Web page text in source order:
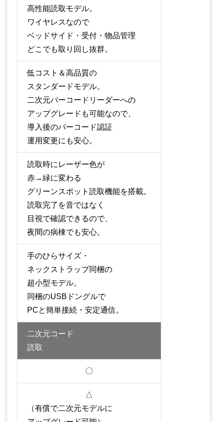
高性能読取モデル。
ワイヤレスなので
ベッドサイド・受付・物品管理
どこでも取り回し抜群。
低コスト＆高品質の
スタンダードモデル。
二次元バーコードリーダーへの
アップグレードも可能なので、
導入後のバーコード認証
運用変更にも安心。
読取時にレーザー色が
赤→緑に変わる
グリーンスポット読取機能を搭載。
読取完了を音ではなく
目視で確認できるので、
夜間の病棟でも安心。
手のひらサイズ・
ネックストラップ同梱の
超小型モデル。
同梱のUSBドングルで
PCと簡単接続・安定通信。
二次元コード
読取
〇
△
（有償で二次元モデルに